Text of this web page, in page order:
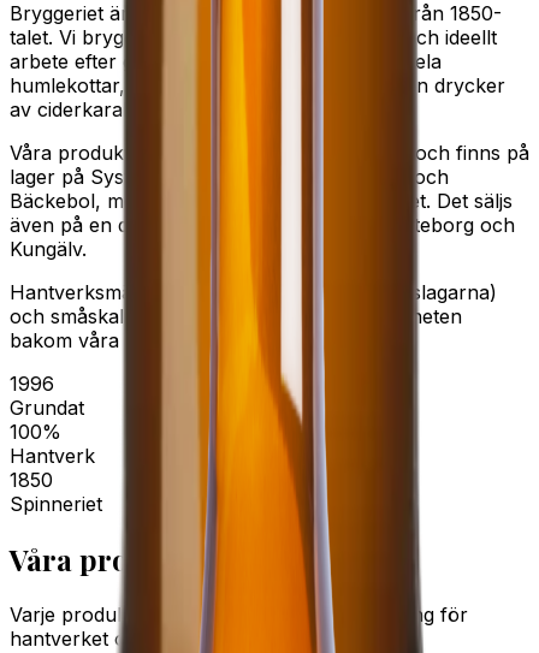
Bryggeriet är beläget i det gamla spinneriet från 1850-
talet. Vi brygger vårt öl med mycket kärlek och ideellt
arbete efter gamla traditioner av kornmalt, hela
humlekottar, vatten och jäst. Vi tillverkar även drycker
av ciderkaraktär.
Våra produkter tillhör det lokala sortimentet och finns på
lager på Systembolagen i Nödinge, Kungälv och
Bäckebol, men kan beställas över hela landet. Det säljs
även på en del pubar och restauranger i Göteborg och
Kungälv.
Hantverksmässiga grunder (de tyska renhetslagarna)
och småskaliga metoder är en del av hemligheten
bakom våra goda drycker.
1996
Grundat
100%
Hantverk
1850
Spinneriet
Våra produkter
Varje produkt är ett bevis på vårt engagemang för
hantverket och kvaliteten